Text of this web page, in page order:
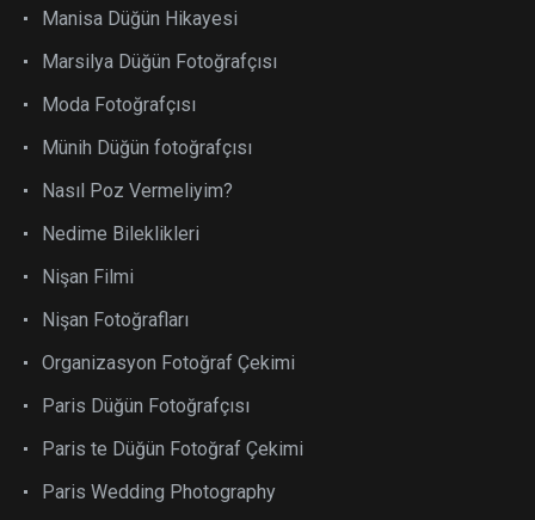
Manisa Düğün Hikayesi
Marsilya Düğün Fotoğrafçısı
Moda Fotoğrafçısı
Münih Düğün fotoğrafçısı
Nasıl Poz Vermeliyim?
Nedime Bileklikleri
Nişan Filmi
Nişan Fotoğrafları
Organizasyon Fotoğraf Çekimi
Paris Düğün Fotoğrafçısı
Paris te Düğün Fotoğraf Çekimi
Paris Wedding Photography